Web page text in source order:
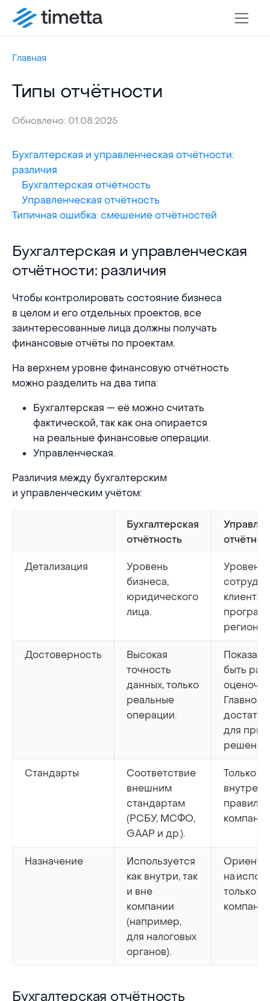
Главная
Типы отчётности
Обновлено: 01.08.2025
Бухгалтерская и управленческая отчётности:
различия
Бухгалтерская отчётность
Управленческая отчётность
Типичная ошибка: смешение отчётностей
Бухгалтерская и управленческая отчётности:
Бухгалтерская и управленческая
отчётности: различия
Чтобы контролировать состояние бизнеса
в целом и его отдельных проектов, все
заинтересованные лица должны получать
финансовые отчёты по проектам.
На верхнем уровне финансовую отчётность
можно разделить на два типа:
Бухгалтерская — её можно считать
фактической, так как она опирается
на реальные финансовые операции.
Управленческая.
Различия между бухгалтерским
и управленческим учётом:
Бухгалтерская
отчётность
Детализация
Уровень
бизнеса,
юридического
лица.
Уровень
клиента,
региона
Достоверность
Высокая
точность
данных, только
реальные
операции.
быть
Главное
для
решений.
Стандарты
Соответствие
внешним
стандартам
(РСБУ, МСФО,
GAAP и др.).
Только
правила
Назначение
Используется
как внутри, так
и вне
компании
(например,
для налоговых
органов).
на
только
Бухгалтерская отчётность
Бухгалтерская отчётность